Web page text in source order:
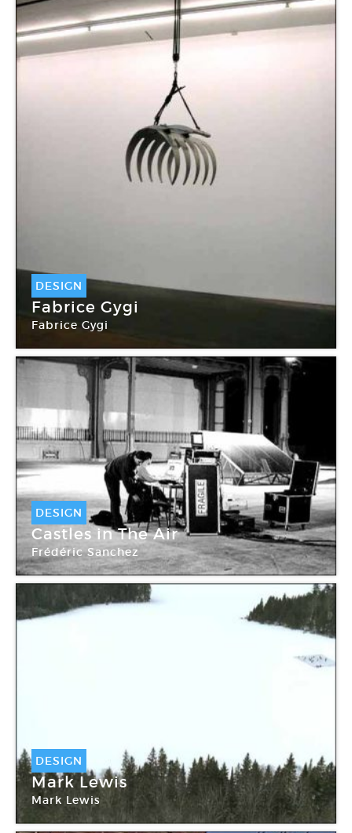
DESIGN
Fabrice Gygi
Fabrice Gygi
DESIGN
Castles in The Air
Frédéric Sanchez
DESIGN
Mark Lewis
Mark Lewis